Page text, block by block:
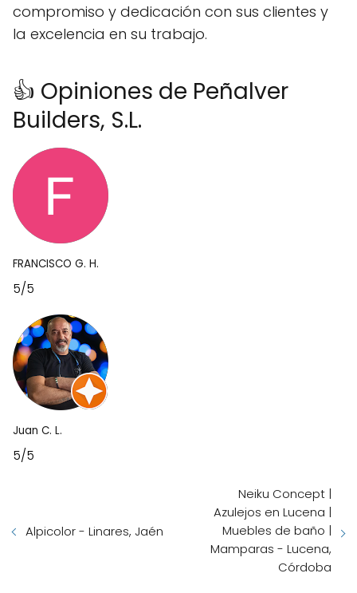
compromiso y dedicación con sus clientes y
la excelencia en su trabajo.
👍 Opiniones de Peñalver
Builders, S.L.
FRANCISCO G. H.
5/5
Juan C. L.
5/5
Alpicolor - Linares, Jaén
Neiku Concept |
Azulejos en Lucena |
Muebles de baño |
Mamparas - Lucena,
Córdoba